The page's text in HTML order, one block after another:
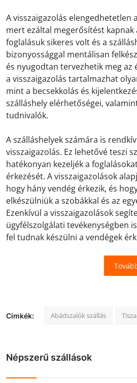
A visszaigazolás elengedhetetlen
mert ezáltal megerősítést kapnak
foglalásuk sikeres volt és a
bizonyossággal mentálisan
és nyugodtan tervezhetik meg az
a visszaigazolás tartalmazhat
mint a becsekkolás és
szálláshely elérhetőségei,
tudnivalók.
A szálláshelyek számára is
visszaigazolás. Ez lehetővé teszi
hatékonyan kezeljék a
érkezését. A visszaigazolások
hogy hány vendég érkezik, és
elkészülniük a szobákkal és az
Ezenkívül a visszaigazolások
ügyfélszolgálati tevékenységben
fel tudnak készülni a vendégek
Címkék: Abádszalók szállás
Népszerű szállások